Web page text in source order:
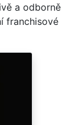
a odborně
franchisové